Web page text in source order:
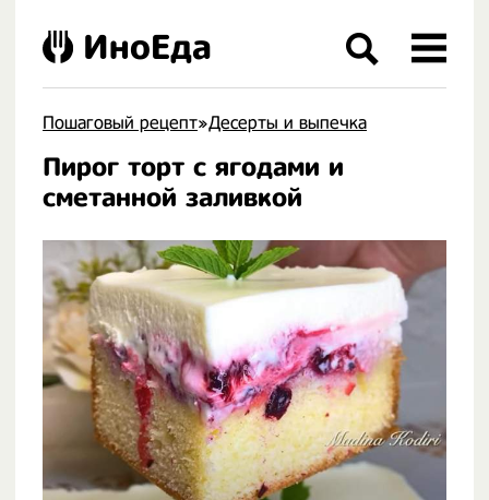
Пошаговый рецепт»Десерты и выпечка
Пирог торт с ягодами и
сметанной заливкой
ИноЕда